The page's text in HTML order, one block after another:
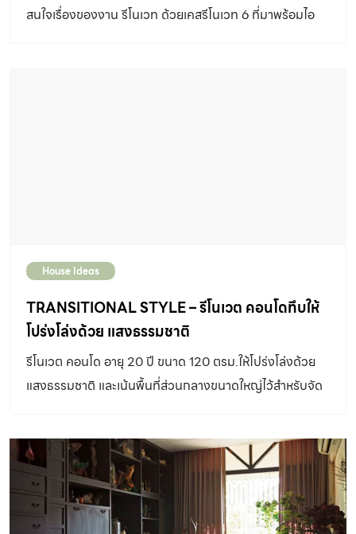
สนใจเรื่องของงาน รีโนเวท ด้วยเคสรีโนเวท 6 ที่มาพร้อมไอ
ตั้งแต่สมัยคุณปู่คุณย่าให้กลายเป็นที่พักอาศัยและสตูดิโอ
สำหรับออกแบบเสื้อผ้าที่มีรูปลักษณ์ทันสมัยและโปร่งโล่ง ใน
สไตล์ Lofxury ซึ่งเป็นการผสมผสานระหว่างสไตล์ Loft กับ
บ้านให้มีรูปลักษณ์เรียบนิ่งแฝงความดิบเท่สไตล์ลอฟต์ ส่วน
เฟอร์นิเจอร์บิลท์อินและของตกแต่งขอเน้นสไตล์ลักชัวรี อ่าน
บ้านลอฟต์โครงสร้างเหล็ก พื้นที่ : 345 ตารางเมตร งบ
ประมาณ : 10-11 ล้านบาท ระยะเวลา : ออกแบบ 1 ปี ก่อสร้าง
2 ปี เจ้าของ […]
House Ideas
TRANSITIONAL STYLE – รีโนเวต คอนโดทึบให้
โปร่งโล่งด้วย แสงธรรมชาติ
รีโนเวต คอนโด อายุ 20 ปี ขนาด 120 ตรม.ให้โปร่งโล่งด้วย
แสงธรรมชาติ และเน้นพื้นที่ส่วนกลางขนาดใหญ่ไว้สำหรับจัด